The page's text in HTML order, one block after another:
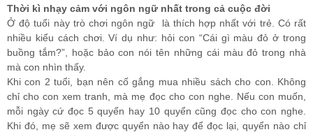
Thời kì nhạy cảm với ngôn ngữ nhất trong cả cuộc đời
Ở độ tuổi này trò chơi ngôn ngữ là thích hợp nhất với trẻ. Có rất
nhiều kiểu cách chơi. Ví dụ như: hỏi con “Cái gì màu đỏ ở trong
buồng tắm?”, hoặc bảo con nói tên những cái màu đỏ trong nhà
mà con nhìn thấy.
Khi con 2 tuổi, bạn nên cố gắng mua nhiều sách cho con. Không
chỉ cho con xem tranh, mà mẹ đọc cho con nghe. Nếu con muốn,
mỗi ngày cứ đọc 5 quyển hay 10 quyển cũng đọc cho con nghe.
Khi đó, mẹ sẽ xem được quyển nào hay để đọc lại, quyển nào chỉ